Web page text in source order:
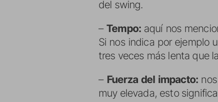
del swing.
–Tempo: aquí nos
Si nos indica por ejemplo
tres veces más lenta que
– Fuerza del impacto:
muy elevada, esto